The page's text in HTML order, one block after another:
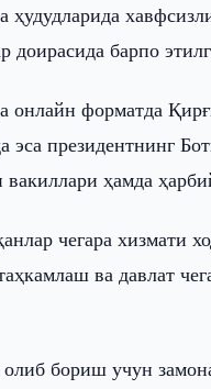
ҳудудларида
доирасида барпо
форматда
эса президентнинг
вакиллари ҳамда
чегара хизмати
ва давлат
бориш учун